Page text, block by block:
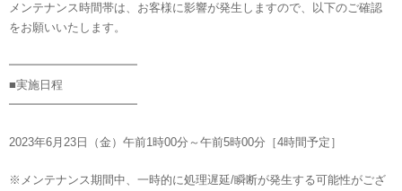
メンテナンス時間帯は、お客様に影響が発生しますので、以下のご確認
をお願いいたします。
━━━━━━━━━━━
■実施日程
━━━━━━━━━━━
2023年6月23日（金）午前1時00分～午前5時00分［4時間予定］
※メンテナンス期間中、一時的に処理遅延/瞬断が発生する可能性がござ